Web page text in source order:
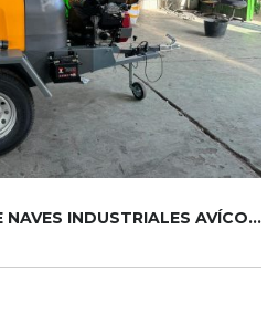
EQUIPO DE LIMPIEZA DE NAVES INDUSTRIALES AVÍCOLAS, AGRÍCOLAS...